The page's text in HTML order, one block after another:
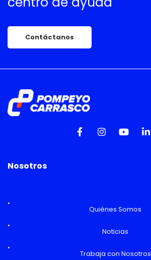
Contáctanos
Nosotros
Quiénes Somos
Noticias
Trabaja con Nosotros